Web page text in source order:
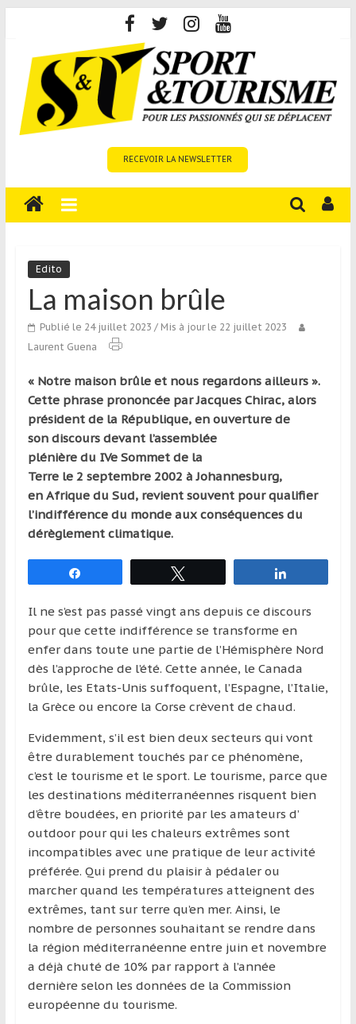
content
Tourisme
est
média
sur
tourisme
sportif
s’adresse
aux
voyageurs
ponctuels
ou
réguliers,
pratiquants,
passionnés
ou
simples
spectateurs
sport,
qui
se
déplacent
en
France
l’étranger
pour
assouvir
leur
passion,
tout
en
profitant
de
découverte
culturelle
d’un
pays
RECEVOIR LA NEWSLETTER
Edito
La maison brûle
Publié le 24 juillet 2023 / Mis à jour le 22 juillet 2023
Laurent Guena
« Notre maison brûle et nous regardons ailleurs ».
Cette phrase prononcée par Jacques Chirac, alors
président de la République, en ouverture de
son discours devant l’assemblée
plénière du IVe Sommet de la
Terre le 2 septembre 2002 à Johannesburg,
en Afrique du Sud, revient souvent pour qualifier
l’indifférence du monde aux conséquences du
dérèglement climatique.
Il ne s’est pas passé vingt ans depuis ce discours
pour que cette indifférence se transforme en
enfer dans toute une partie de l’Hémisphère Nord
dès l’approche de l’été. Cette année, le Canada
brûle, les Etats-Unis suffoquent, l’Espagne, l’Italie,
la Grèce ou encore la Corse crèvent de chaud.
Evidemment, s’il est bien deux secteurs qui vont
être durablement touchés par ce phénomène,
c’est le tourisme et le sport. Le tourisme, parce que
les destinations méditerranéennes risquent bien
d’être boudées, en priorité par les amateurs d’
outdoor pour qui les chaleurs extrêmes sont
incompatibles avec une pratique de leur activité
préférée. Qui prend du plaisir à pédaler ou
marcher quand les températures atteignent des
extrêmes, tant sur terre qu’en mer. Ainsi, le
nombre de personnes souhaitant se rendre dans
la région méditerranéenne entre juin et novembre
a déjà chuté de 10% par rapport à l’année
dernière selon les données de la Commission
européenne du tourisme.